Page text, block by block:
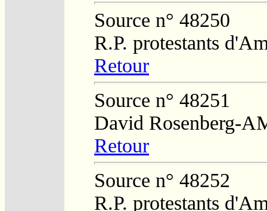
Source n° 48250
R.P. protestants
Retour
Source n° 48251
David Rosenberg-
Retour
Source n° 48252
R.P. protestants